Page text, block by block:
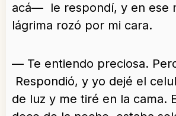
acá— le respondí, y en ese
lágrima rozó por mi cara.
— Te entiendo preciosa.
Respondió, y yo dejé el
de luz y me tiré en la cama.